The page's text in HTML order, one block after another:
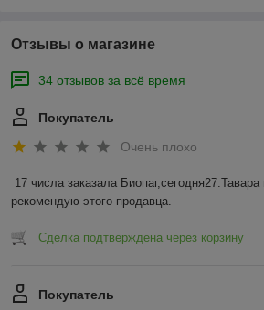
Отзывы о магазине
34 отзывов за всё время
Покупатель
Очень плохо
17 числа заказала
рекомендую этого продавца.
Сделка подтверждена через корзину
Покупатель